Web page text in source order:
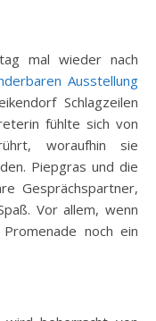
mal wieder nach
Ausstellung
Schlagzeilen
fühlte sich von
woraufhin sie
Piepgras und die
Gesprächspartner,
Vor allem, wenn
noch ein